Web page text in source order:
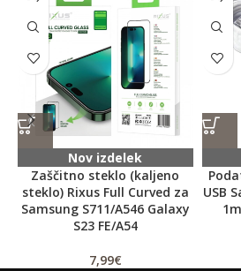
Nov izdelek
Zaščitno steklo (kaljeno
steklo) Rixus Full Curved za
Samsung S711/A546 Galaxy
S23 FE/A54
7,99€
USB